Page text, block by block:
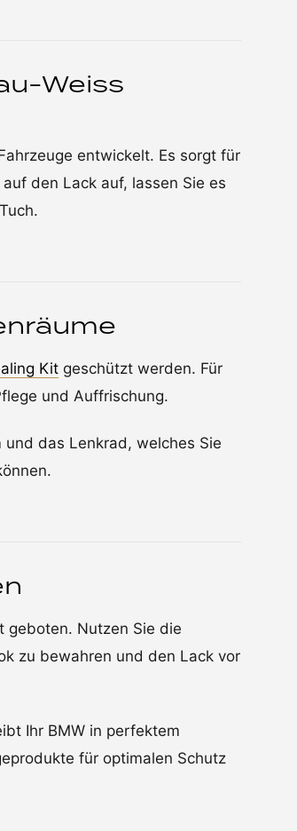
Weiss
entwickelt. Es sorgt für
den Lack auf, lassen Sie es
Kit geschützt werden. Für
und Auffrischung.
das Lenkrad, welches Sie
geboten. Nutzen Sie die
zu bewahren und den Lack vor
Ihr BMW in perfektem
für optimalen Schutz